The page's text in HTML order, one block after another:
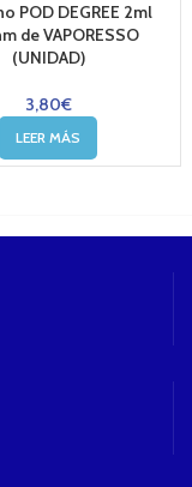
POD DEGREE 2ml
de VAPORESSO
(UNIDAD)
3,80€
LEER MÁS